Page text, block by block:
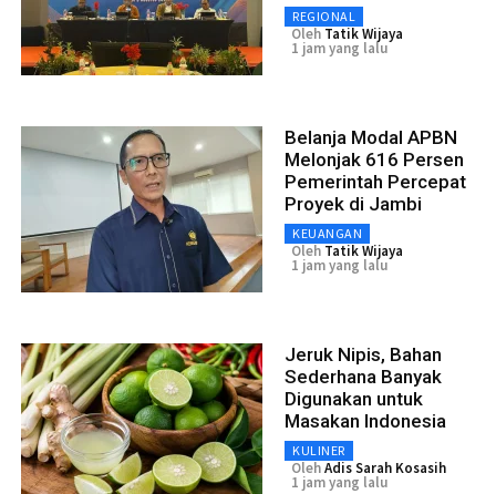
REGIONAL
Oleh Tatik Wijaya
1 jam yang lalu
Belanja Modal APBN
Melonjak 616 Persen
Pemerintah Percepat
Proyek di Jambi
KEUANGAN
Oleh Tatik Wijaya
1 jam yang lalu
Jeruk Nipis, Bahan
Sederhana Banyak
Digunakan untuk
Masakan Indonesia
KULINER
OlehAdis Sarah Kosasih
1 jam yang lalu